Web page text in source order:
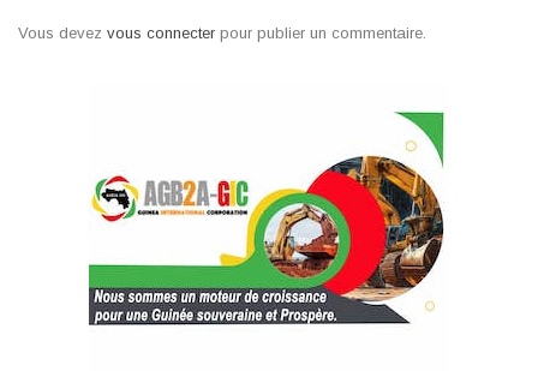
Vous devez vous connecter pour publier un commentaire.